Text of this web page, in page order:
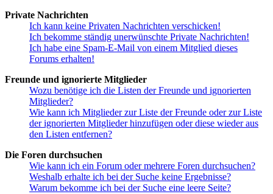
Private Nachrichten
Ich kann keine Privaten Nachrichten verschicken!
Ich bekomme ständig unerwünschte Private Nachrichten!
Ich habe eine Spam-E-Mail von einem Mitglied dieses
Forums erhalten!
Freunde und ignorierte Mitglieder
Wozu benötige ich die Listen der Freunde und ignorierten
Mitglieder?
Wie kann ich Mitglieder zur Liste der Freunde oder zur Liste
der ignorierten Mitglieder hinzufügen oder diese wieder aus
den Listen entfernen?
Die Foren durchsuchen
Wie kann ich ein Forum oder mehrere Foren durchsuchen?
Weshalb erhalte ich bei der Suche keine Ergebnisse?
Warum bekomme ich bei der Suche eine leere Seite?